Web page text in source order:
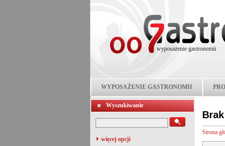
wyposażenie gastronomii
WYPOSAŻENIE GASTRONOMII
Wyszukiwanie
więcej opcji
Strona